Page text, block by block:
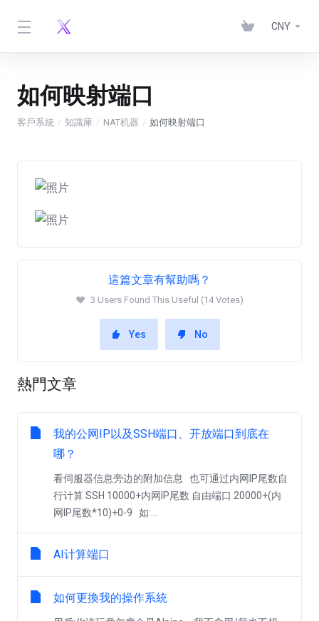
CNY
如何映射端口
客戶系統 知識庫 NAT机器 如何映射端口
這篇文章有幫助嗎？
3 Users Found This Useful (14 Votes)
Yes No
熱門文章
我的公网IP以及SSH端口、开放端口到底在
哪？
看伺服器信息旁边的附加信息 也可通过内网IP尾数自
行计算 SSH 10000+内网IP尾数 自由端口 20000+(内
网IP尾数*10)+0-9 如:...
AI计算端口
如何更換我的操作系統